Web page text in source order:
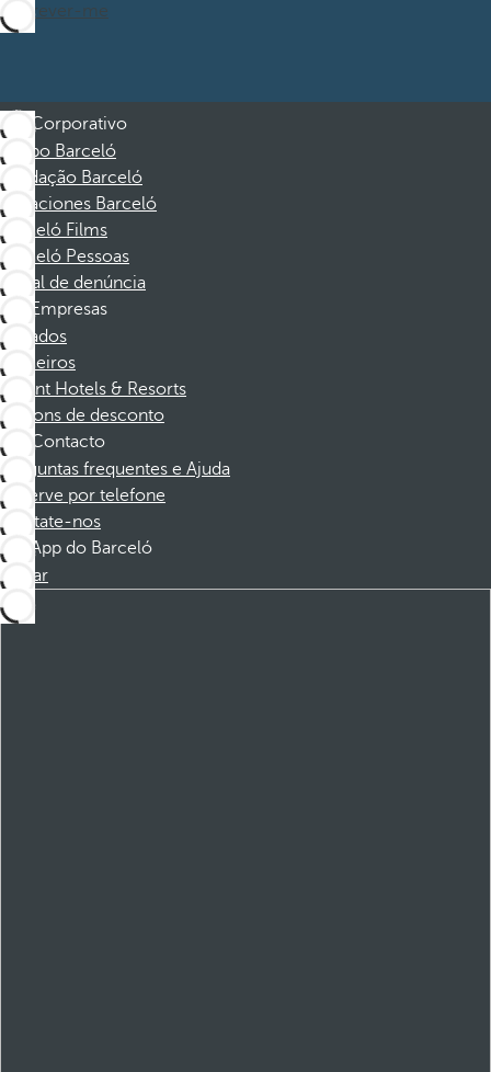
Inscrever-me
Corporativo
Grupo Barceló
Fundação Barceló
Vacaciones Barceló
Barceló Films
Barceló Pessoas
Canal de denúncia
Empresas
Afiliados
Parceiros
Dorint Hotels & Resorts
Cupons de desconto
Contacto
Perguntas frequentes e Ajuda
Reserve por telefone
Contate-nos
App do Barceló
Baixar